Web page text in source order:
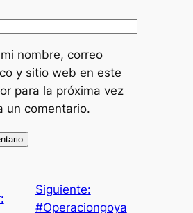
nombre, correo
y sitio web en este
para la próxima vez
un comentario.
Siguiente:
#Operaciongoya